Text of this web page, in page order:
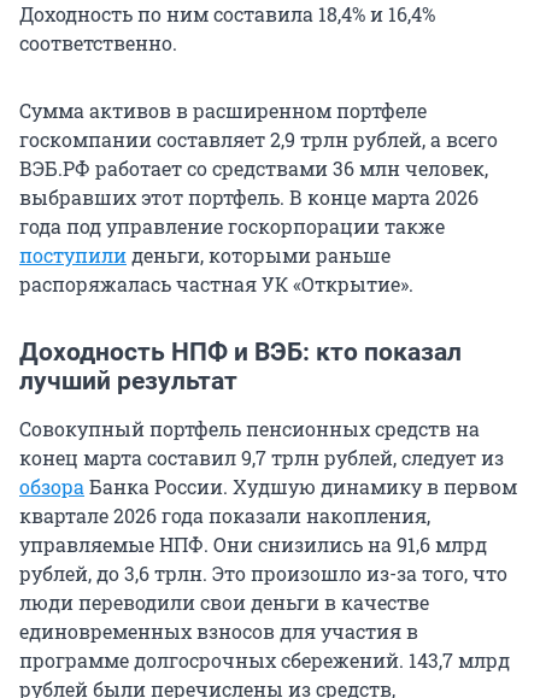
Доходность по ним составила 18,4% и 16,4%
соответственно.
Сумма активов в расширенном портфеле
госкомпании составляет2,9 трлнрублей, а всего
ВЭБ.РФ работает со средствами36 млнчеловек,
выбравших этот портфель. В конце марта 2026
года под управление госкорпорации также
поступилиденьги, которыми раньше
распоряжалась частная УК «Открытие».
Доходность НПФ и ВЭБ: кто показал
лучший результат
Совокупный портфель пенсионных средств на
конец марта составил9,7 трлнрублей, следует из
обзораБанка России. Худшую динамику в первом
квартале 2026 года показали накопления,
управляемые НПФ. Они снизились на91,6 млрд
рублей, до3,6 трлн. Это произошло из-за того, что
люди переводили свои деньги в качестве
единовременных взносов для участия в
программе долгосрочных сбережений. 143,7 млрд
рублей были перечислены из средств,